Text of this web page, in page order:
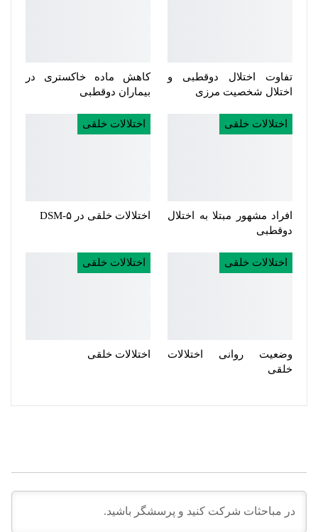
تفاوت اختلال دوقطبی و
اختلال شخصیت مرزی
کاهش ماده خاکستری در
بیماران دوقطبی
اختلالات خلقی
افراد مشهور مبتلا به اختلال
دوقطبی
اختلالات خلقی
اختلالات خلقی در DSM-۵
اختلالات خلقی
وضعیت روانی اختلالات
خلقی
اختلالات خلقی
اختلالات خلقی